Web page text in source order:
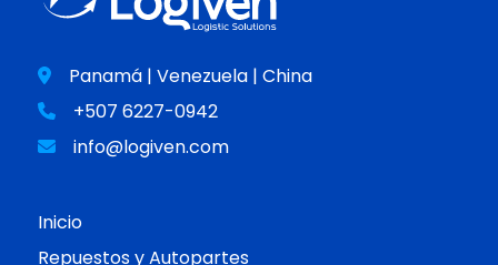
Panamá | Venezuela | China
+507 6227-0942
info@logiven.com
Inicio
Repuestos y Autopartes